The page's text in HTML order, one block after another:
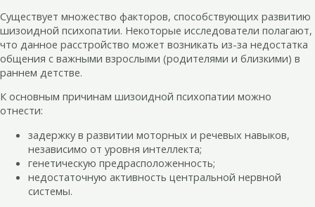
Существует множество факторов, способствующих развитию
шизоидной психопатии. Некоторые исследователи полагают,
что данное расстройство может возникать из-за недостатка
общения с важными взрослыми (родителями и близкими) в
раннем детстве.
К основным причинам шизоидной психопатии можно
отнести:
задержку в развитии моторных и речевых навыков,
независимо от уровня интеллекта;
генетическую предрасположенность;
недостаточную активность центральной нервной
системы.